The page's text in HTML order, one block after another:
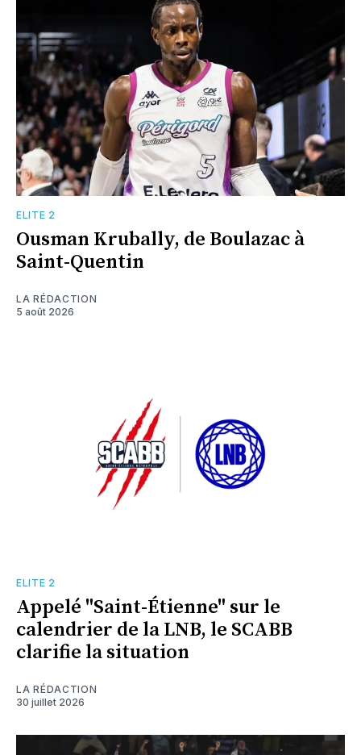
ELITE 2
Ousman Krubally, de Boulazac à
Saint-Quentin
LA RÉDACTION
5 août 2026
ELITE 2
Appelé "Saint-Étienne" sur le
calendrier de la LNB, le SCABB
clarifie la situation
LA RÉDACTION
30 juillet 2026